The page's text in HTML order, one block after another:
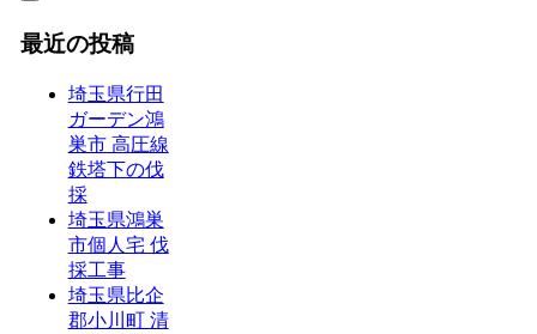
最近の投稿
埼玉県行田
ガーデン鴻
巣市 高圧線
鉄塔下の伐
採
埼玉県鴻巣
市個人宅 伐
採工事
埼玉県比企
郡小川町 清